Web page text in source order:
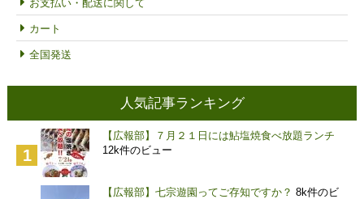
お支払い・配送に関して
カート
全国発送
人気記事ランキング
【広報部】７月２１日には鮎塩焼食べ放題ランチ
12k件のビュー
【広報部】七宗遊園ってご存知ですか？ 8k件のビ